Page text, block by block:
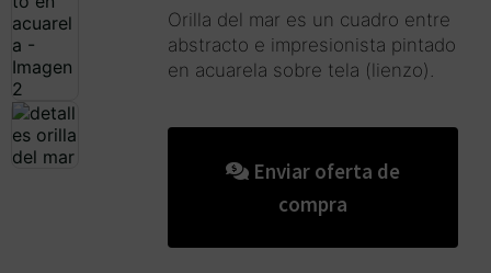
Acceder
4.990566037
735849
de 5
Orilla del mar es un cuadro entre
abstracto e impresionista pintado
en acuarela sobre tela (lienzo).
Enviar oferta de
compra